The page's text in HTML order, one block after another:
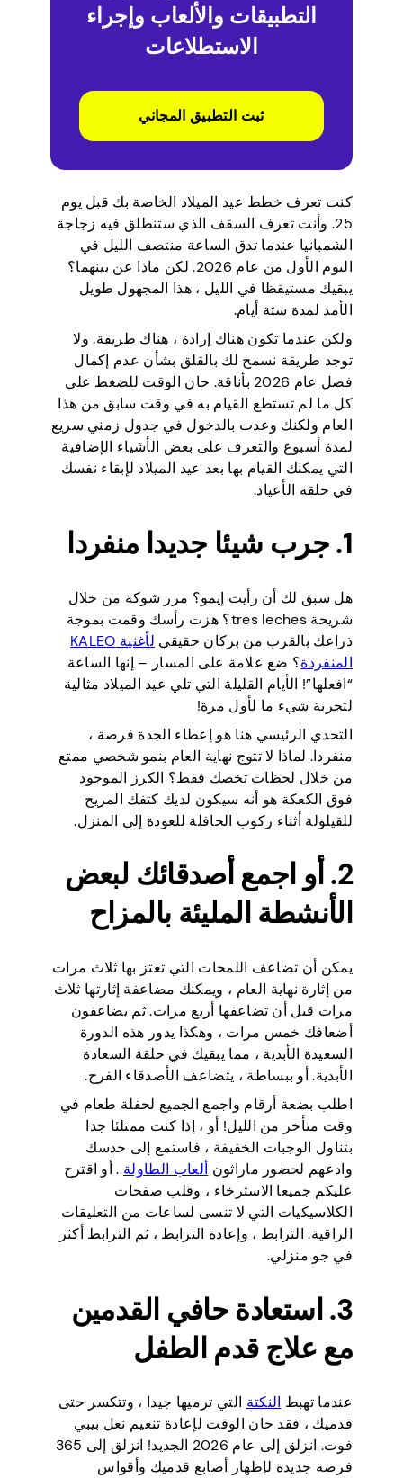
التطبيقات والألعاب وإجراء
الاستطلاعات
ثبت التطبيق المجاني
كنت تعرف خطط عيد الميلاد الخاصة بك قبل يوم
25. وأنت تعرف السقف الذي ستنطلق فيه زجاجة
الشمبانيا عندما تدق الساعة منتصف الليل في
اليوم الأول من عام 2026. لكن ماذا عن بينهما؟
يبقيك مستيقظا في الليل ، هذا المجهول طويل
الأمد لمدة ستة أيام.
ولكن عندما تكون هناك إرادة ، هناك طريقة. ولا
توجد طريقة نسمح لك بالقلق بشأن عدم إكمال
فصل عام 2026 بأناقة. حان الوقت للضغط على
كل ما لم تستطع القيام به في وقت سابق من هذا
العام ولكنك وعدت بالدخول في جدول زمني سريع
لمدة أسبوع والتعرف على بعض الأشياء الإضافية
التي يمكنك القيام بها بعد عيد الميلاد لإبقاء نفسك
في حلقة الأعياد.
1. جرب شيئا جديدا منفردا
هل سبق لك أن رأيت إيمو؟ مرر شوكة من خلال
شريحة tres leches؟ هزت رأسك وقمت بموجة
ذراعك بالقرب من بركان حقيقي
لأغنية KALEO
المنفردة؟ ضع علامة على المسار – إنها الساعة
“افعلها”! الأيام القليلة التي تلي عيد الميلاد مثالية
لتجربة شيء ما لأول مرة!
التحدي الرئيسي هنا هو إعطاء الجدة فرصة ،
منفردا. لماذا لا تتوج نهاية العام بنمو شخصي ممتع
من خلال لحظات تخصك فقط؟ الكرز الموجود
فوق الكعكة هو أنه سيكون لديك كتفك المريح
للقيلولة أثناء ركوب الحافلة للعودة إلى المنزل.
2. أو اجمع أصدقائك لبعض
الأنشطة المليئة بالمزاح
يمكن أن تضاعف اللمحات التي تعتز بها ثلاث مرات
من إثارة نهاية العام ، ويمكنك مضاعفة إثارتها ثلاث
مرات قبل أن تضاعفها أربع مرات. ثم يضاعفون
أضعافك خمس مرات ، وهكذا يدور هذه الدورة
السعيدة الأبدية ، مما يبقيك في حلقة السعادة
الأبدية. أو ببساطة ، يتضاعف الأصدقاء الفرح.
اطلب بضعة أرقام واجمع الجميع لحفلة طعام في
وقت متأخر من الليل! أو ، إذا كنت ممتلئا جدا
بتناول الوجبات الخفيفة ، فاستمع إلى حدسك
وادعهم لحضور ماراثون ألعاب الطاولة . أو اقترح
عليكم جميعا الاسترخاء ، وقلب صفحات
الكلاسيكيات التي لا تنسى لساعات من التعليقات
الراقية. الترابط ، وإعادة الترابط ، ثم الترابط أكثر
في جو منزلي.
3. استعادة حافي القدمين
مع علاج قدم الطفل
عندما تهبط النكتة التي ترميها جيدا ، وتتكسر حتى
قدميك ، فقد حان الوقت لإعادة تنعيم نعل بيبي
فوت. انزلق إلى عام 2026 الجديد! انزلق إلى 365
فرصة جديدة لإظهار أصابع قدميك وأقواس